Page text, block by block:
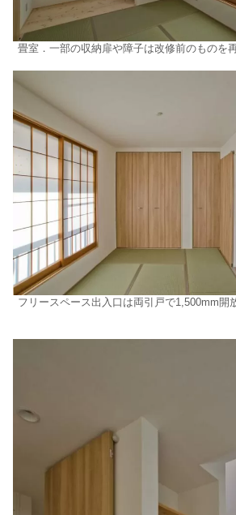
畳室．一部の収納扉や障子は改修前のものを
フリースペース出入口は両引戸で1,500mm開